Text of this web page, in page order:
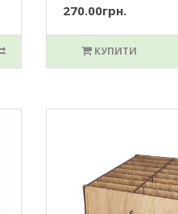
270.00грн.
КУПИТИ